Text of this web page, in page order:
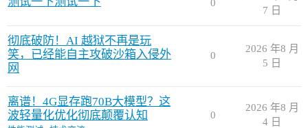
0
7 日
彻底破防！AI 越狱不再是玩
笑，已经能自主攻破沙箱入侵外
网
0
2026 年8 月
5 日
离谱！4G显存跑70B大模型？这
波轻量化优化彻底颠覆认知
0
2026 年8 月
4 日